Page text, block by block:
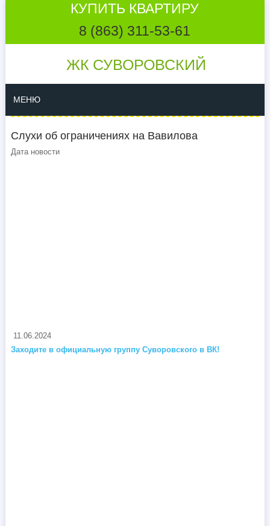
КУПИТЬ КВАРТИРУ
8 (863) 311-53-61
ЖК СУВОРОВСКИЙ
МЕНЮ
Слухи об ограничениях на Вавилова
Дата новости
11.06.2024
Заходите в официальную группу Суворовского в ВК!